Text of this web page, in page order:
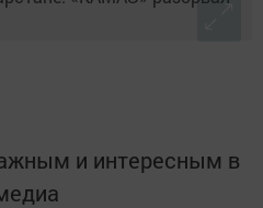
и интересным в